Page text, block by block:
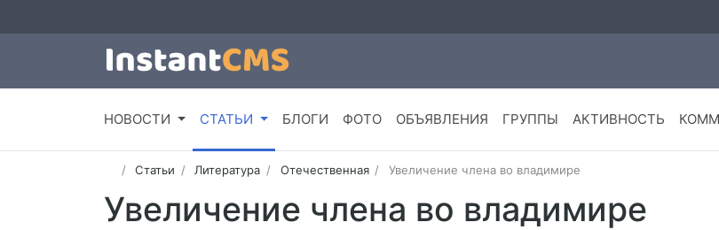
НОВОСТИ СТАТЬИ БЛОГИ ФОТО ОБЪЯВЛЕНИЯ ГРУППЫ АКТИВНОСТЬ
Статьи Литература Отечественная Увеличение члена во владимире
Увеличение члена во владимире